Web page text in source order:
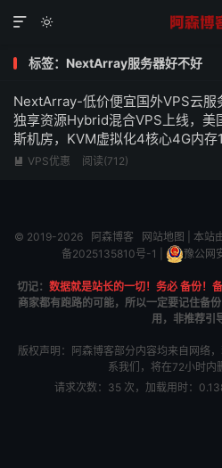


标签：NextArray服务器好不好
NextArray-低价便宜国外VPS云服
独享资源Hybrid混合VPS上线，美
斯机房，KVM虚拟化4核心4G内存
带宽低至$14.99/月
 VPS优惠 阅读(712)
© 2019-2026 阿森博客 网站地图 | 本站
备2025135810号-1
豫公网
切记： 数据就是站长的一切！务必 备份！备
商家都有跑路的可能，所以一定要记住备
用，非推荐引
版权声明：阿森博客部分内容均来自网络
系我们，将在72小时内
请求次数：35 次，加载用时：